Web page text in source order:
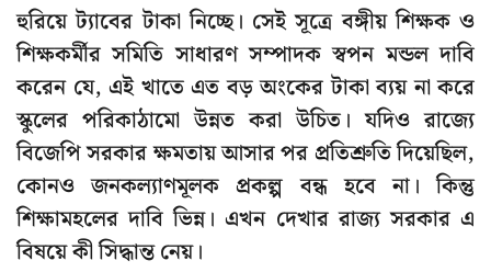
হুরিয়ে ট্যাবের টাকা নিচ্ছে। সেই সূত্রে বঙ্গীয় শিক্ষক ও
শিক্ষকর্মীর সমিতি সাধারণ সম্পাদক স্বপন মন্ডল দাবি
করেন যে, এই খাতে এত বড় অংকের টাকা ব্যয় না করে
স্কুলের পরিকাঠামো উন্নত করা উচিত। যদিও রাজ্যে
বিজেপি সরকার ক্ষমতায় আসার পর প্রতিশ্রুতি দিয়েছিল,
কোনও জনকল্যাণমূলক প্রকল্প বন্ধ হবে না। কিন্তু
শিক্ষামহলের দাবি ভিন্ন। এখন দেখার রাজ্য সরকার এ
বিষয়ে কী সিদ্ধান্ত নেয়।